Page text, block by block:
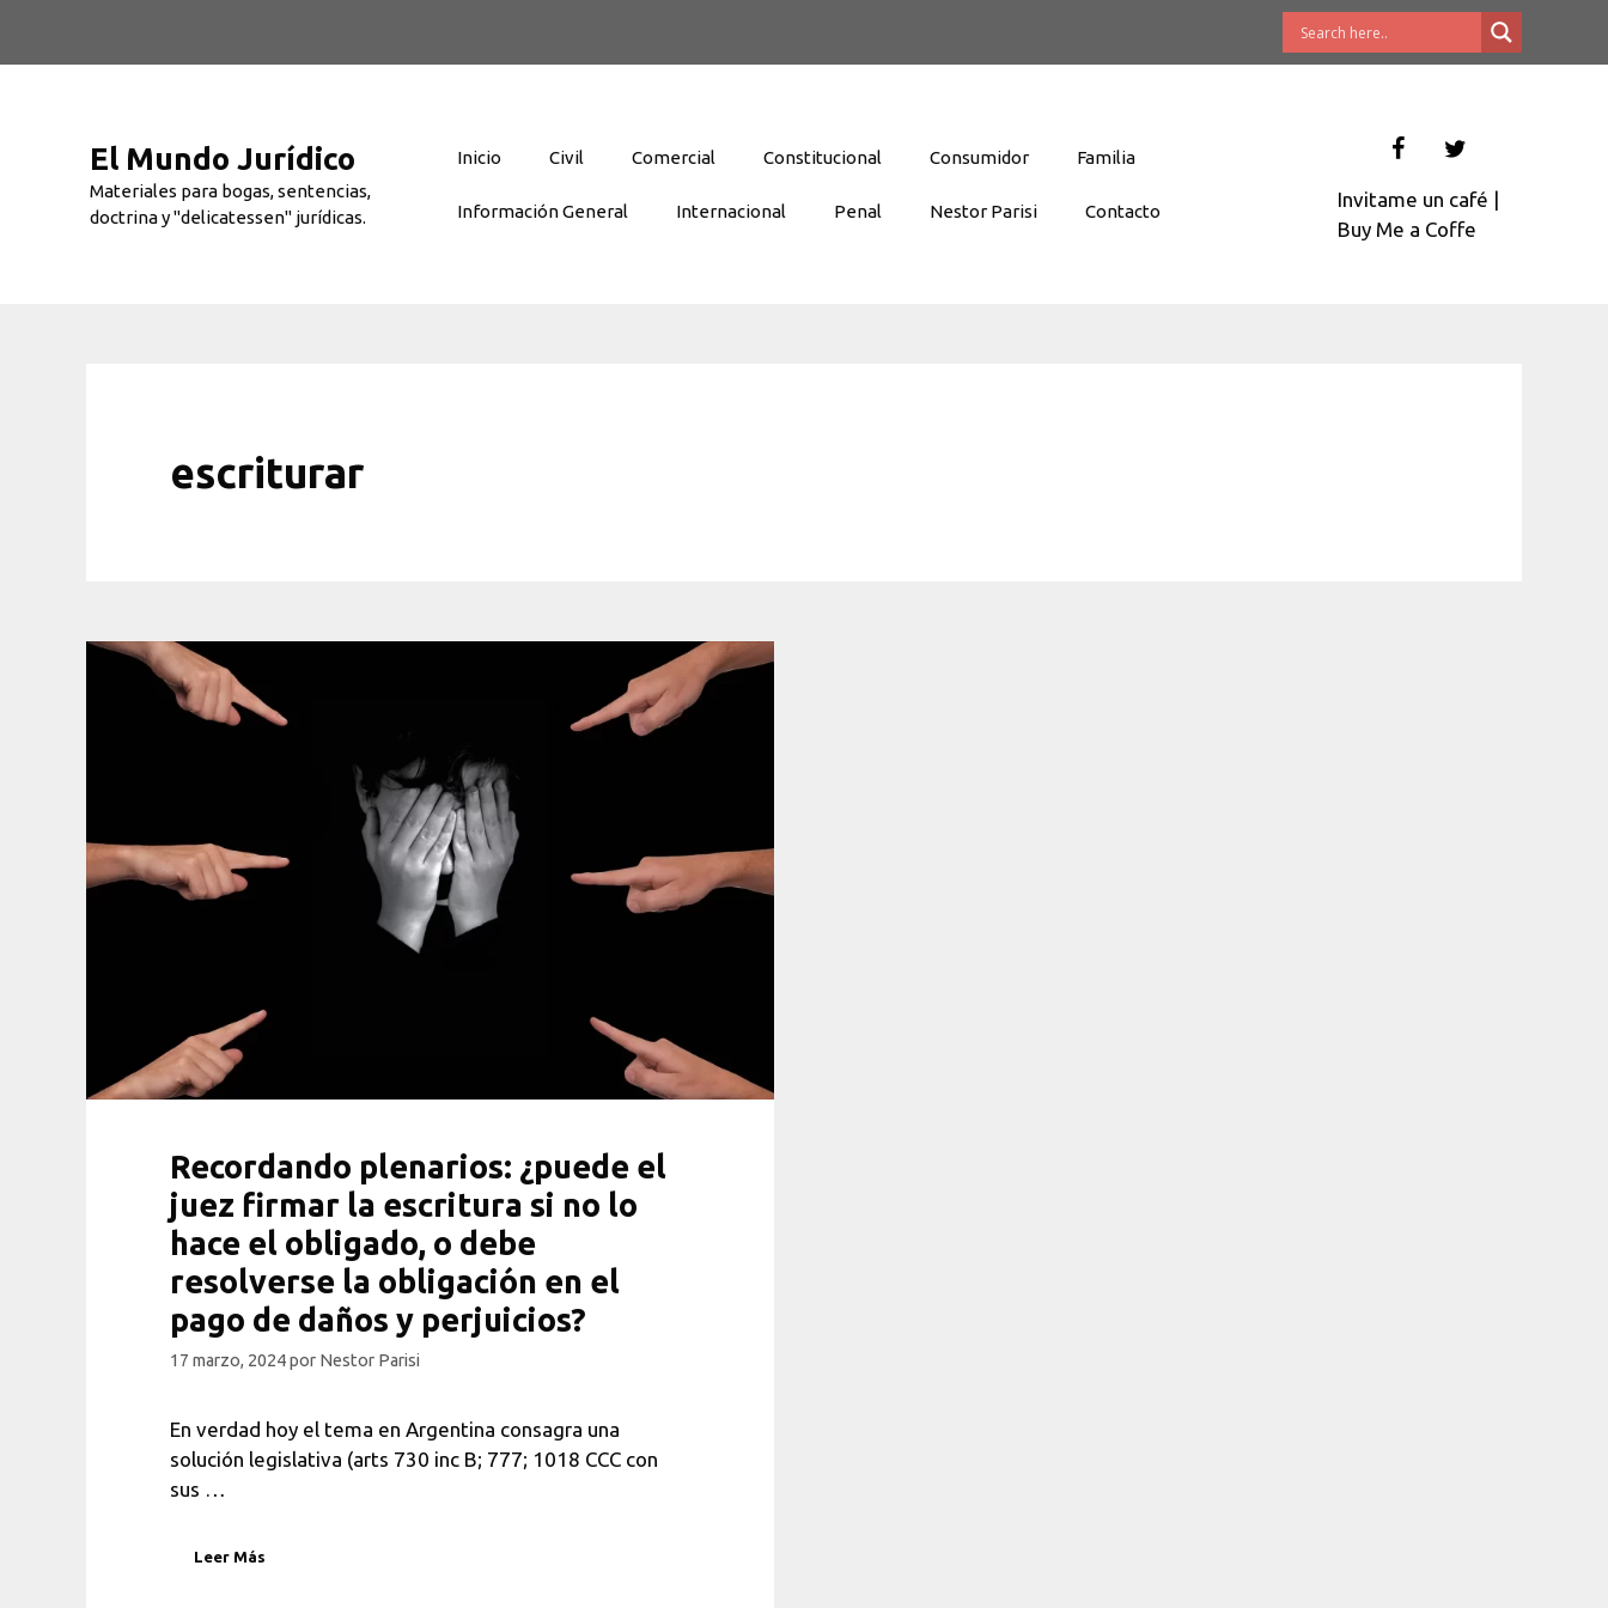
El Mundo Jurídico
Materiales para bogas, sentencias,
doctrina y "delicatessen" jurídicas.
Inicio Civil Comercial Constitucional Consumidor Familia
Información General Internacional Penal Nestor Parisi Contacto
Invitame un café |
Buy Me a Coffe
escriturar
Recordando plenarios: ¿puede el
juez firmar la escritura si no lo
hace el obligado, o debe
resolverse la obligación en el
pago de daños y perjuicios?
17 marzo, 2024por Nestor Parisi
En verdad hoy el tema en Argentina consagra una
solución legislativa (arts 730 inc B; 777; 1018 CCC con
sus …
Leer Más